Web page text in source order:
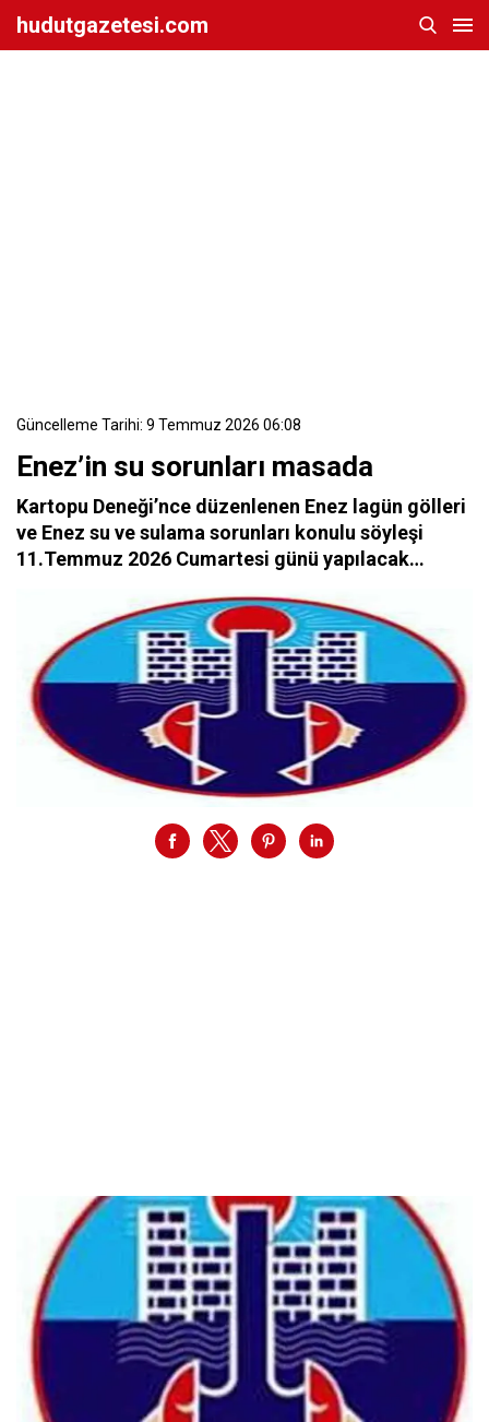
hudutgazetesi.com
Güncelleme Tarihi: 9 Temmuz 2026 06:08
Enez’in su sorunları masada
Kartopu Deneği’nce düzenlenen Enez lagün gölleri
ve Enez su ve sulama sorunları konulu söyleşi
11.Temmuz 2026 Cumartesi günü yapılacak…